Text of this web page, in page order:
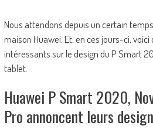
Nous attendons depuis un certain
maison Huawei. Et, en ces jours-ci,
intéressants sur le design du P Smart
tablet.
Huawei P Smart 2020,
Pro annoncent leurs